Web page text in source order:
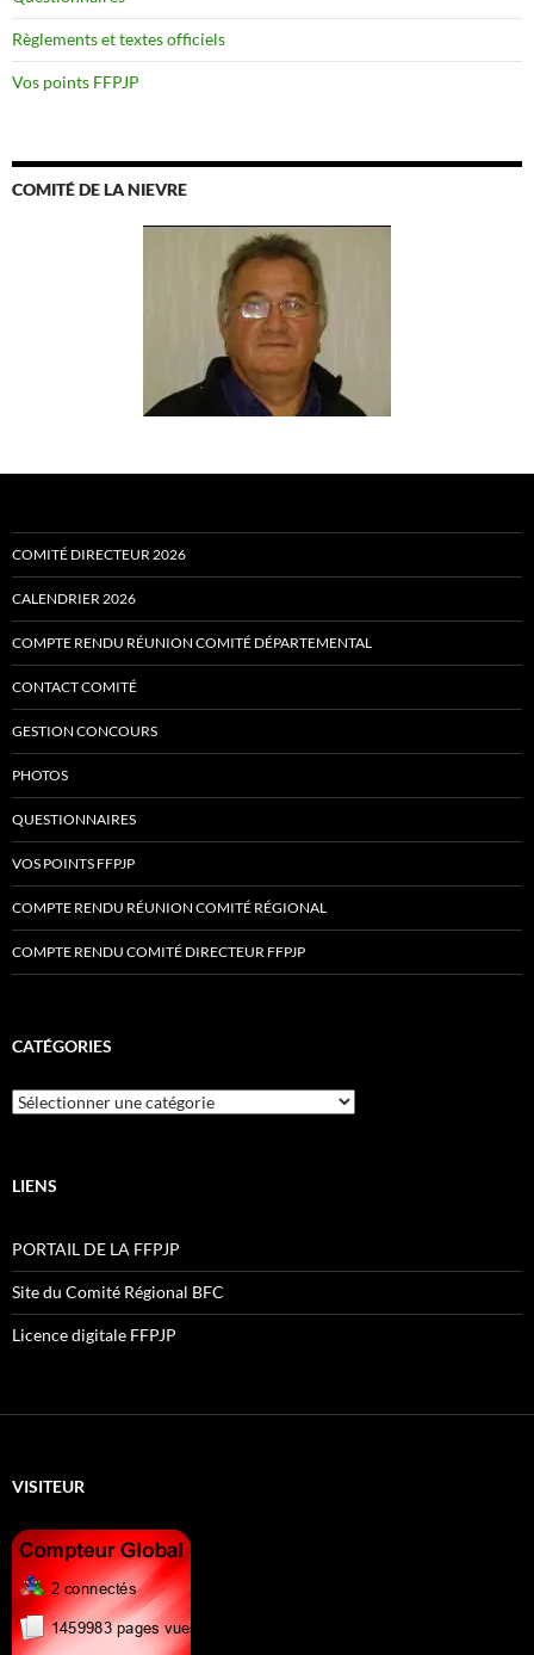
Règlements et textes officiels
Vos points FFPJP
COMITÉ DE LA NIEVRE
COMITÉ DIRECTEUR 2026
CALENDRIER 2026
COMPTE RENDU RÉUNION COMITÉ DÉPARTEMENTAL
CONTACT COMITÉ
GESTION CONCOURS
PHOTOS
QUESTIONNAIRES
VOS POINTS FFPJP
COMPTE RENDU RÉUNION COMITÉ RÉGIONAL
COMPTE RENDU COMITÉ DIRECTEUR FFPJP
CATÉGORIES
Catégories
LIENS
PORTAIL DE LA FFPJP
Site du Comité Régional BFC
Licence digitale FFPJP
VISITEUR